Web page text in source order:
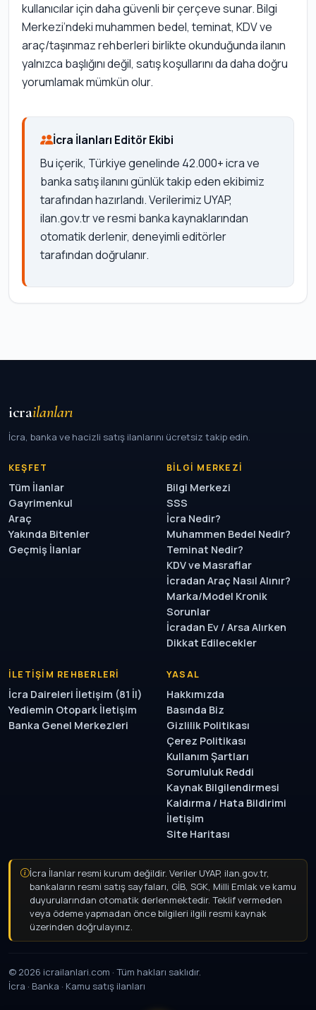
kullanıcılar için daha güvenli bir çerçeve sunar. Bilgi
Merkezi’ndeki muhammen bedel, teminat, KDV ve
araç/taşınmaz rehberleri birlikte okunduğunda ilanın
yalnızca başlığını değil, satış koşullarını da daha doğru
yorumlamak mümkün olur.
İcra İlanları Editör Ekibi
Bu içerik, Türkiye genelinde 42.000+ icra ve
banka satış ilanını günlük takip eden ekibimiz
tarafından hazırlandı. Verilerimiz UYAP,
ilan.gov.tr ve resmi banka kaynaklarından
otomatik derlenir, deneyimli editörler
tarafından doğrulanır.
icrailanları
İcra, banka ve hacizli satış ilanlarını ücretsiz takip edin.
KEŞFET
Tüm İlanlar
Gayrimenkul
Araç
Yakında Bitenler
Geçmiş İlanlar
BILGI MERKEZI
Bilgi Merkezi
SSS
İcra Nedir?
Muhammen Bedel Nedir?
Teminat Nedir?
KDV ve Masraflar
İcradan Araç Nasıl Alınır?
Marka/Model Kronik
Sorunlar
İcradan Ev / Arsa Alırken
Dikkat Edilecekler
İLETIŞIM REHBERLERI
İcra Daireleri İletişim (81 İl)
Yediemin Otopark İletişim
Banka Genel Merkezleri
YASAL
Hakkımızda
Basında Biz
Gizlilik Politikası
Çerez Politikası
Kullanım Şartları
Sorumluluk Reddi
Kaynak Bilgilendirmesi
Kaldırma / Hata Bildirimi
İletişim
Site Haritası
İcra İlanlar resmi kurum değildir. Veriler UYAP, ilan.gov.tr,
bankaların resmi satış sayfaları, GİB, SGK, Milli Emlak ve kamu
duyurularından otomatik derlenmektedir. Teklif vermeden
veya ödeme yapmadan önce bilgileri ilgili resmi kaynak
üzerinden doğrulayınız.
© 2026 icrailanlari.com · Tüm hakları saklıdır.
İcra · Banka · Kamu satış ilanları